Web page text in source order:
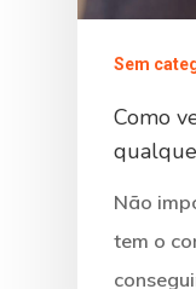
Sem
Como
Não
tem o